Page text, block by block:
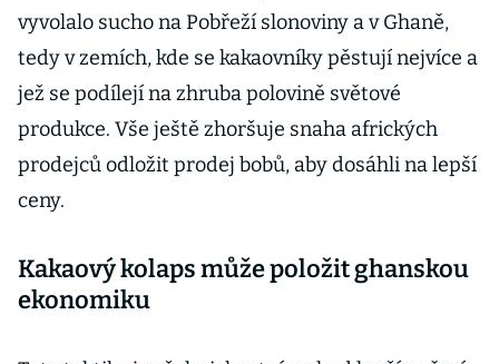
vyvolalo sucho na Pobřeží slonoviny a v Ghaně,
tedy v zemích, kde se kakaovníky pěstují nejvíce a
jež se podílejí na zhruba polovině světové
produkce. Vše ještě zhoršuje snaha afrických
prodejců odložit prodej bobů, aby dosáhli na lepší
ceny.
Kakaový kolaps může položit ghanskou
ekonomiku